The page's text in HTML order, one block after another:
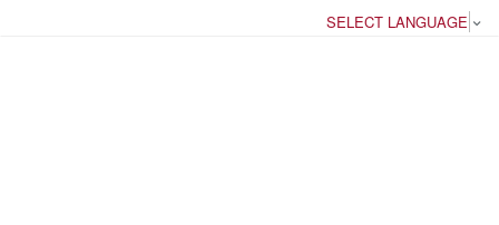
SELECT LANGUAGE